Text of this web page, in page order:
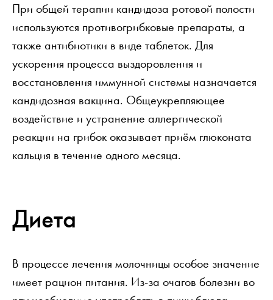
При общей терапии кандидоза ротовой полости
используются противогрибковые препараты, а
также антибиотики в виде таблеток. Для
ускорения процесса выздоровления и
восстановления иммунной системы назначается
кандидозная вакцина. Общеукрепляющее
воздействие и устранение аллергической
реакции на грибок оказывает приём глюконата
кальция в течение одного месяца.
Диета
В процессе лечения молочницы особое значение
имеет рацион питания. Из-за очагов болезни во